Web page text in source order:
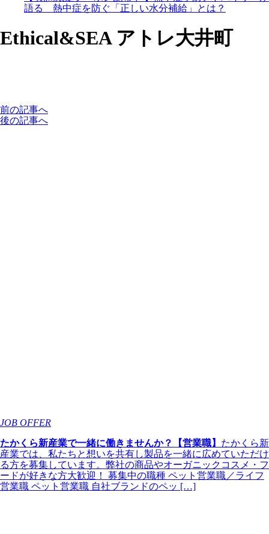
語る 熱中症を防ぐ「正しい水分補給」とは？
Ethical&SEA アトレ大井町
前の記事へ
後の記事へ
JOB OFFER
たかくら新産業で一緒に働きませんか？【営業職】 たかくら新
産業では、私たちと想いを共有し製品を一緒に広めていただけ
る方を募集しています。弊社の商品やオーガニックコスメ・フ
ードが好きな方大歓迎！ 募集中の職種 ペット営業職／ライフ
営業職 ペット営業職 自社ブランドのペッ […]